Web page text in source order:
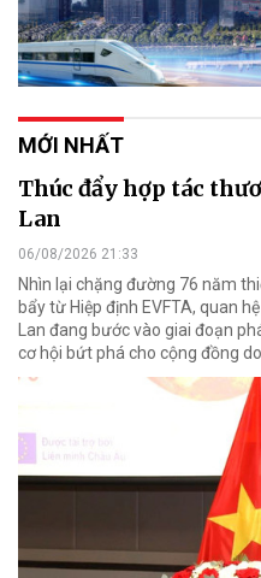
MỚI NHẤT
Thúc đẩy hợp tác
Lan
06/08/2026 21:33
Nhìn lại chặng đường 76 năm
bẩy từ Hiệp định EVFTA, quan
Lan đang bước vào giai đoạn
cơ hội bứt phá cho cộng đồng